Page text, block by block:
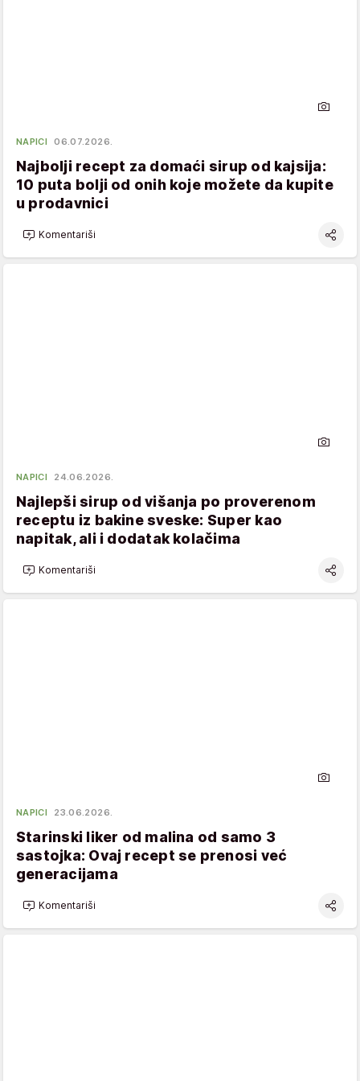
NAPICI 06.07.2026.
Najbolji recept za domaći sirup od kajsija:
10 puta bolji od onih koje možete da kupite
u prodavnici
Komentariši
NAPICI 24.06.2026.
Najlepši sirup od višanja po proverenom
receptu iz bakine sveske: Super kao
napitak, ali i dodatak kolačima
Komentariši
NAPICI 23.06.2026.
Starinski liker od malina od samo 3
sastojka: Ovaj recept se prenosi već
generacijama
Komentariši